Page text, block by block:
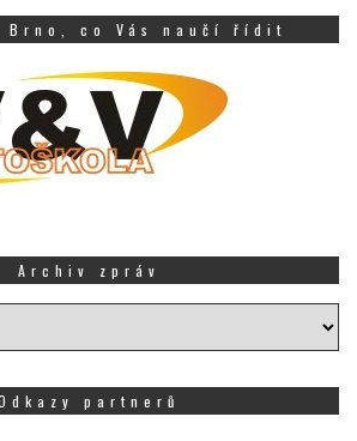
Brno, co Vás naučí řídit
Archiv zpráv
partnerů